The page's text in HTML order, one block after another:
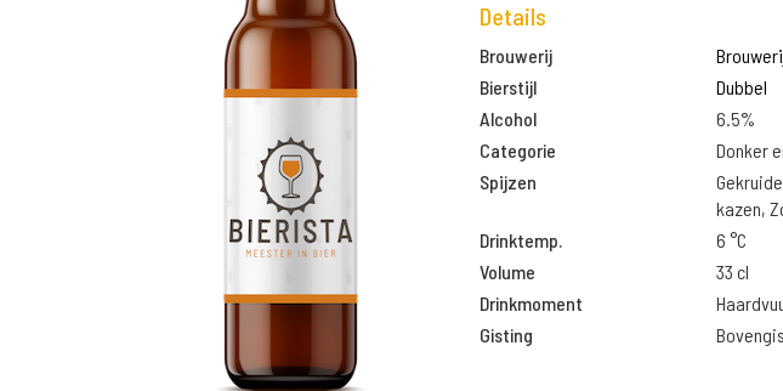
Details
Brouwerij
Bierstijl
Dubbel
Alcohol
6.5%
Categorie
Donker
Spijzen
kazen,
Drinktemp.
6 °C
Volume
33 cl
Drinkmoment
Gisting